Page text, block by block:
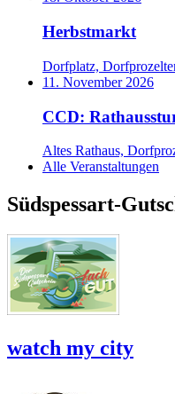
Herbstmarkt
Dorfplatz,
11. November 2026
CCD:
Altes Rathaus,
Alle Veranstaltungen
Südspessart-
watch my city